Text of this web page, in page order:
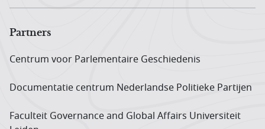
Partners
Centrum voor Parlementaire Geschiedenis
Documentatie centrum Neder­landse Politieke Partijen
Faculteit Governance and Global Affairs Universiteit